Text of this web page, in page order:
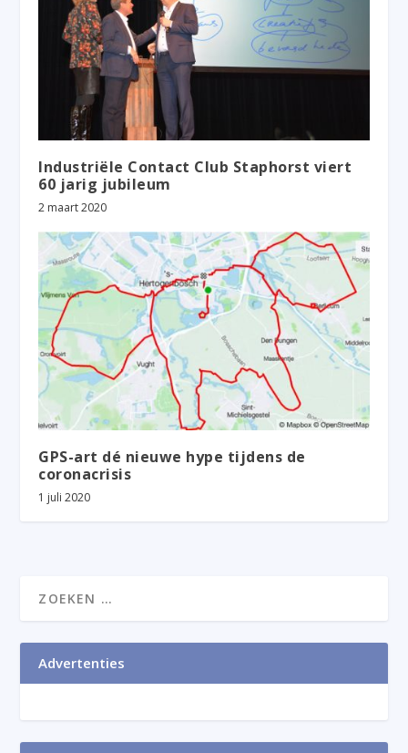
Industriële Contact Club Staphorst viert
60 jarig jubileum
2 maart 2020
GPS-art dé nieuwe hype tijdens de
coronacrisis
1 juli 2020
Advertenties